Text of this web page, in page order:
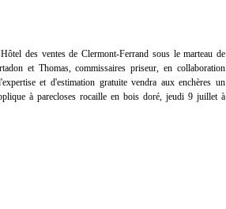
des ventes de Clermont-Ferrand sous le marteau de
et Thomas, commissaires priseur, en collaboration
et d'estimation gratuite vendra aux enchères un
à parecloses rocaille en bois doré, jeudi 9 juillet à